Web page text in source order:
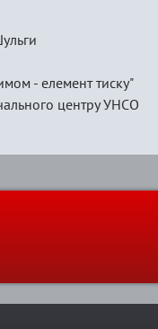
- елемент тиску"
центру УНСО